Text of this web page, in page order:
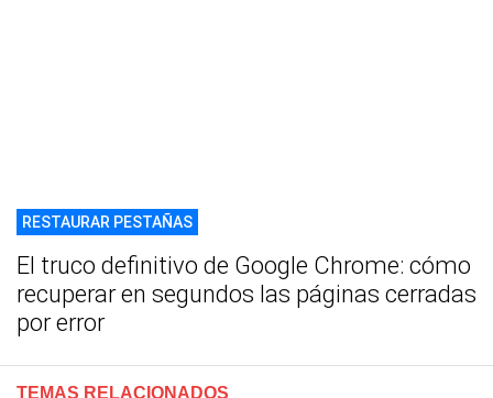
RESTAURAR PESTAÑAS
El truco definitivo de Google Chrome: cómo
recuperar en segundos las páginas cerradas
por error
TEMAS RELACIONADOS